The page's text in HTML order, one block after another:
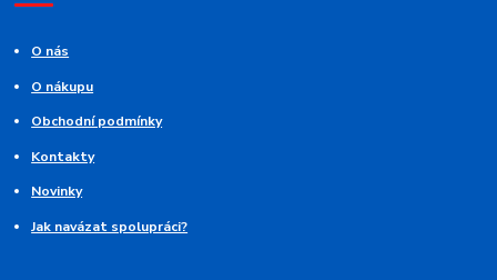
O nás
O nákupu
Obchodní podmínky
Kontakty
Novinky
Jak navázat spolupráci?